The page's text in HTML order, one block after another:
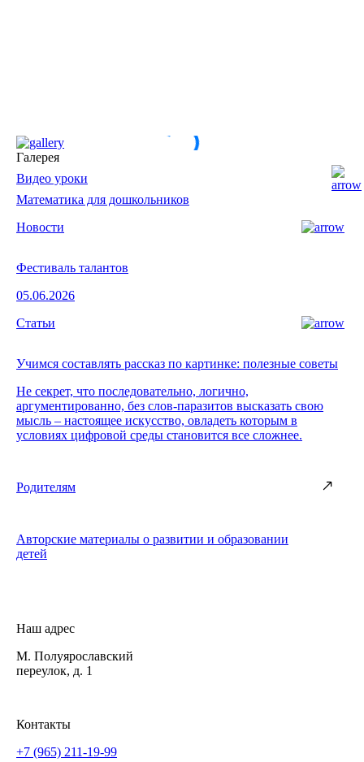
Галерея
Видео уроки
Математика для дошкольников
Новости
Фестиваль талантов
05.06.2026
Статьи
Учимся составлять рассказ по картинке: полезные советы
Не секрет, что последовательно, логично,
аргументированно, без слов-паразитов высказать свою
мысль – настоящее искусство, овладеть которым в
условиях цифровой среды становится все сложнее.
Родителям
Авторские материалы о развитии и образовании
детей
Наш адрес
М. Полуярославский
переулок, д. 1
Контакты
+7 (965) 211-19-99